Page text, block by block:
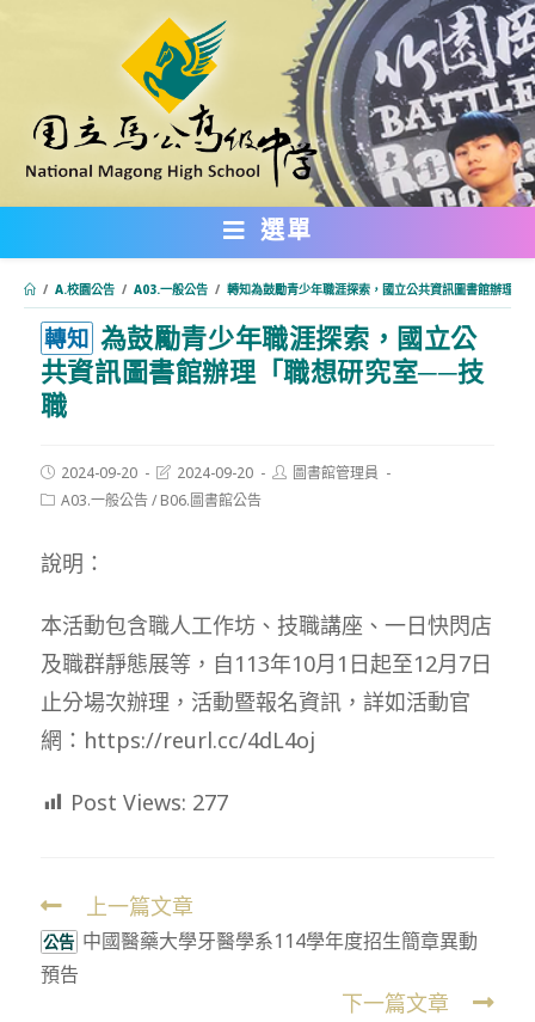
內
選單
/ A.校園公告 / A03.一般公告 / 轉知為鼓勵青少年職涯探索，國立公共資訊圖書館辦理「
轉知 為鼓勵青少年職涯探索，國立公
共資訊圖書館辦理「職想研究室──技
職
Post
published:
2024-09-20
Post
modified:
2024-09-20
Post圖書館管理員
PostA03.一般公告/ B06.圖書館公告
說明：
本活動包含職人工作坊、技職講座、一日快閃店
及職群靜態展等，自113年10月1日起至12月7日
止分場次辦理，活動暨報名資訊，詳如活動官
網：https://reurl.cc/4dL4oj
Post Views: 277
Read
more
articles
上一篇文章
公告 中國醫藥大學牙醫學系114學年度招生簡章異動
預告
下一篇文章